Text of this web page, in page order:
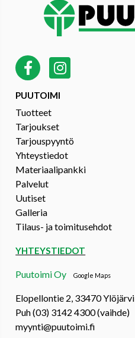
PUUTOIMI
Tuotteet
Tarjoukset
Tarjouspyyntö
Yhteystiedot
Materiaalipankki
Palvelut
Uutiset
Galleria
Tilaus- ja toimitusehdot
YHTEYSTIEDOT
Puutoimi OyGoogle Maps
Elopellontie 2, 33470 Ylöjärvi
Puh (03) 3142 4300 (vaihde)
myynti@puutoimi.fi